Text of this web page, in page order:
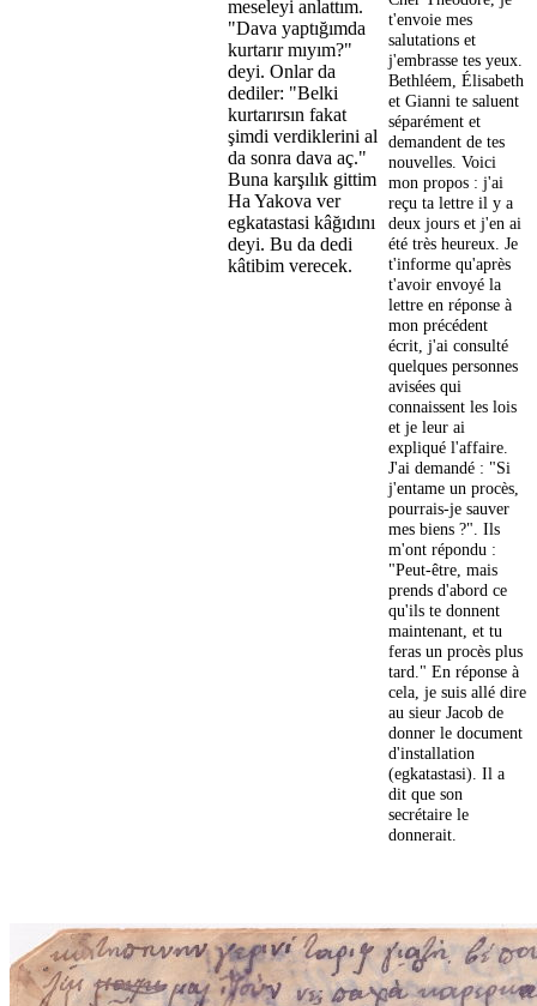
meseleyi anlattım.
"Dava yaptığımda
kurtarır mıyım?"
deyi. Onlar da
dediler: "Belki
kurtarırsın fakat
şimdi verdiklerini al
da sonra dava aç."
Buna karşılık gittim
Ha Yakova ver
egkatastasi kâğıdını
deyi. Bu da dedi
kâtibim verecek.
t'envoie mes
salutations et
j'embrasse tes yeux.
Bethléem, Élisabeth
et Gianni te saluent
séparément et
demandent de tes
nouvelles. Voici
mon propos : j'ai
reçu ta lettre il y a
deux jours et j'en ai
été très heureux. Je
t'informe qu'après
t'avoir envoyé la
lettre en réponse à
mon précédent
écrit, j'ai consulté
quelques personnes
avisées qui
connaissent les lois
et je leur ai
expliqué l'affaire.
J'ai demandé : "Si
j'entame un procès,
pourrais-je sauver
mes biens ?". Ils
m'ont répondu :
"Peut-être, mais
prends d'abord ce
qu'ils te donnent
maintenant, et tu
feras un procès plus
tard." En réponse à
cela, je suis allé dire
au sieur Jacob de
donner le document
d'installation
(egkatastasi). Il a
dit que son
secrétaire le
donnerait.